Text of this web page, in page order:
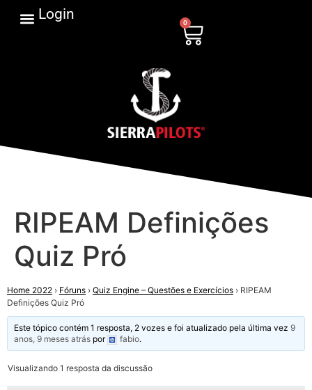
Login
0
RIPEAM Definições
Quiz Pró
Home 2022 › Fóruns › Quiz Engine – Questões e Exercícios › RIPEAM
Definições Quiz Pró
Este tópico contém 1 resposta, 2 vozes e foi atualizado pela última vez9
anos, 9 meses atrás por fabio.
Visualizando 1 resposta da discussão